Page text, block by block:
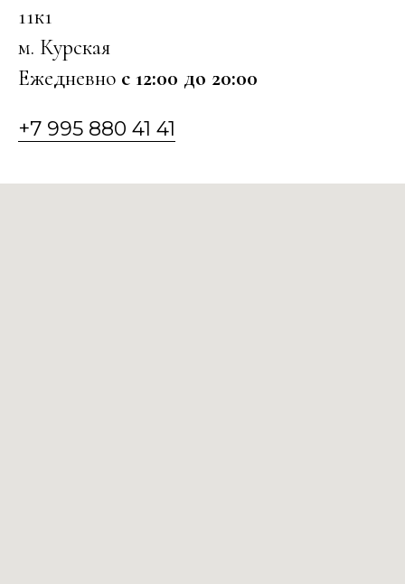
11к1
м. Курская
Ежедневно с 12:00 до 20:00
+7 995 880 41 41